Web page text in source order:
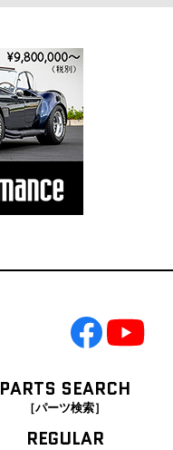
PARTS SEARCH
［パーツ検索］
REGULAR